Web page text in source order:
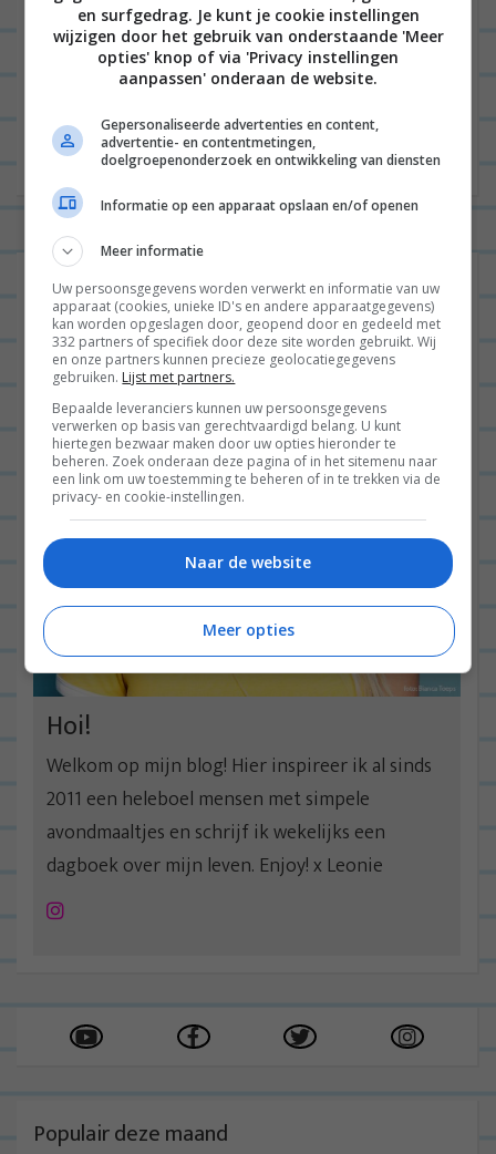
Site
Hoi!
Welkom op mijn blog! Hier inspireer ik al sinds
2011 een heleboel mensen met simpele
avondmaaltjes en schrijf ik wekelijks een
dagboek over mijn leven. Enjoy! x Leonie
Instagram
Populair deze maand
en surfgedrag. Je kunt je cookie instellingen
wijzigen door het gebruik van onderstaande 'Meer
opties' knop of via 'Privacy instellingen
aanpassen' onderaan de website.
Gepersonaliseerde advertenties en content,
advertentie- en contentmetingen,
doelgroepenonderzoek en ontwikkeling van diensten
Informatie op een apparaat opslaan en/of openen
Meer informatie
Uw persoonsgegevens worden verwerkt en informatie van uw
apparaat (cookies, unieke ID's en andere apparaatgegevens)
kan worden opgeslagen door, geopend door en gedeeld met
332 partners of specifiek door deze site worden gebruikt. Wij
en onze partners kunnen precieze geolocatiegegevens
gebruiken. Lijst met partners.
Bepaalde leveranciers kunnen uw persoonsgegevens
verwerken op basis van gerechtvaardigd belang. U kunt
hiertegen bezwaar maken door uw opties hieronder te
beheren. Zoek onderaan deze pagina of in het sitemenu naar
een link om uw toestemming te beheren of in te trekken via de
privacy- en cookie-instellingen.
Naar de website
Meer opties